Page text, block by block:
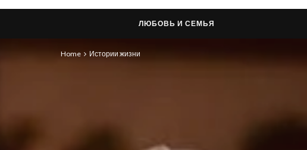
ЛЮБОВЬ И СЕМЬЯ
Home Истории жизни